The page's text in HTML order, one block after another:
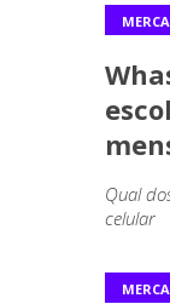
Qual
celular